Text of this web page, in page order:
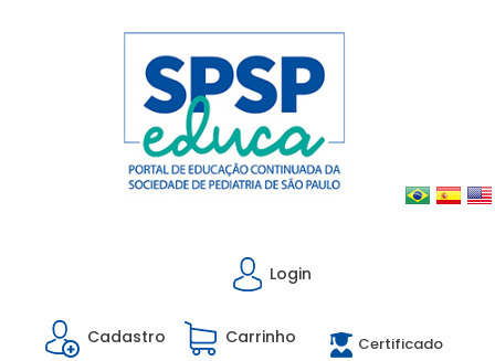
Login
Cadastro Carrinho Certificado